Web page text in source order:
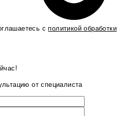
сполитикой обработки
от специалиста